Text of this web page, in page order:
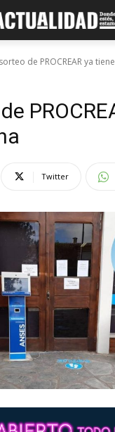
de PROCREAR ya
Twitter